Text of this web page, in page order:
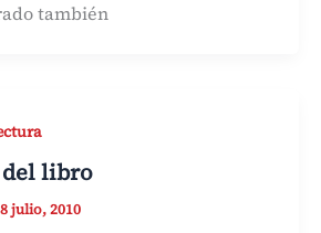
también
libro
julio, 2010